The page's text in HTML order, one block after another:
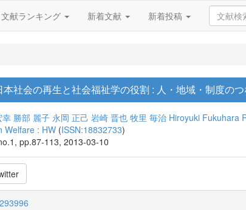
文献ランキング 新着文献 新着投稿
本社会の再生と社会福祉学の役割 : 人・地域・制度の
幸 勝部 麗子 永岡 正己 岩崎 晋也 牧里 毎治 Hiroyuki Fukuhara
Welfare : HW (ISSN:18832733)
pp.87-113, 2013-03-10